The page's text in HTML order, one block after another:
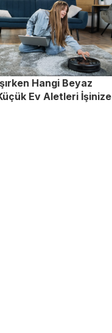
Hangi Beyaz
Ev Aletleri İşinize